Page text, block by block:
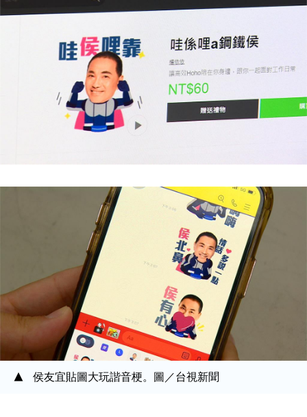
侯友宜貼圖大玩諧音梗。圖／台視新聞